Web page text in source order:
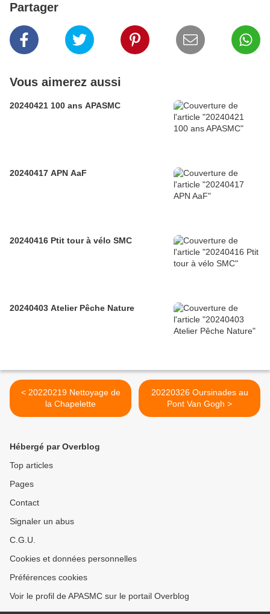
Partager
Vous aimerez aussi
20240421 100 ans APASMC
20240417 APN AaF
20240416 Ptit tour à vélo SMC
20240403 Atelier Pêche Nature
< 20220219 Nettoyage de
la Chapelette
20220326 Oursinades au
Pont Van Gogh >
Hébergé par Overblog
Top articles
Pages
Contact
Signaler un abus
C.G.U.
Cookies et données personnelles
Préférences cookies
Voir le profil de APASMC sur le portail Overblog